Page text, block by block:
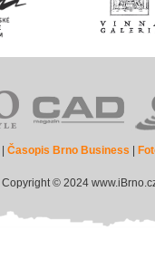
|Časopis Brno Business
Copyright © 2024